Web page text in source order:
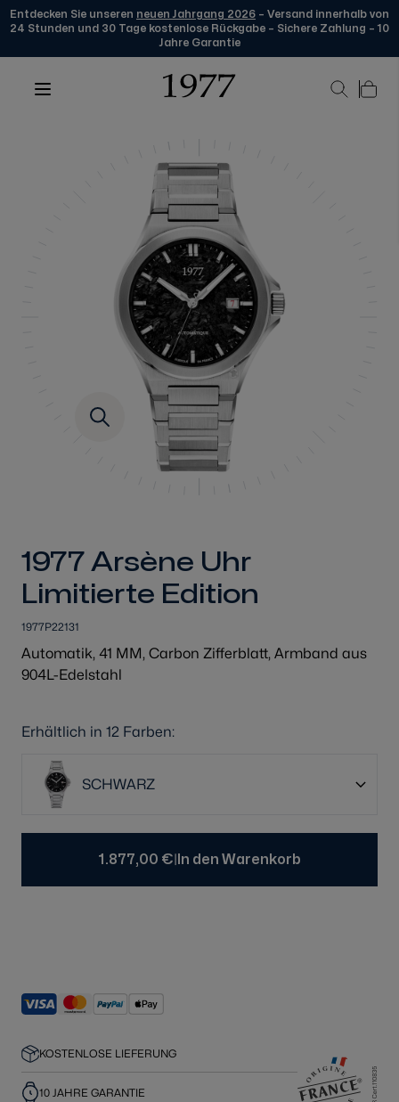
Entdecken Sie unseren neuen Jahrgang 2026 – Versand innerhalb von
24 Stunden und 30 Tage kostenlose Rückgabe – Sichere Zahlung – 10
Jahre Garantie
1977 Arsène Uhr
Limitierte Edition
1977P22131
Automatik, 41 MM, Carbon Zifferblatt, Armband aus
904L-Edelstahl
Erhältlich in 12 Farben:
SCHWARZ
1.877,00 €| In den Warenkorb
KOSTENLOSE LIEFERUNG
10 JAHRE GARANTIE